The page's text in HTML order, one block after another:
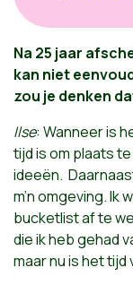
Na 25 jaar
kan niet
zou je denken
Ilse: Wanneer is
tijd is om plaats
ideeën.
m’n omgeving. Ik
bucketlist af te
die ik heb gehad
maar nu is het